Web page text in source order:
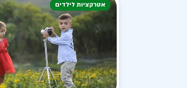
אטרקציות לילדים